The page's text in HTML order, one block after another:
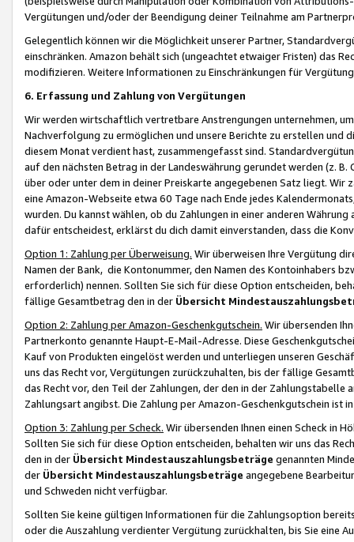
Vergütungen und/oder der Beendigung deiner Teilnahme am
Gelegentlich können wir die Möglichkeit unserer Partner,
einschränken. Amazon behält sich (ungeachtet etwaiger Fristen) das
modifizieren. Weitere Informationen zu Einschränkungen für
6. Erfassung und Zahlung von Vergütungen
Wir werden wirtschaftlich vertretbare Anstrengungen unternehmen,
Nachverfolgung zu ermöglichen und unsere Berichte zu erstellen und
diesem Monat verdient hast, zusammengefasst sind.
auf den nächsten Betrag in der Landeswährung gerundet werden (z.
über oder unter dem in deiner Preiskarte angegebenen Satz liegt.
eine Amazon-Webseite etwa 60 Tage nach Ende jedes
wurden. Du kannst wählen, ob du Zahlungen in einer anderen
dafür entscheidest, erklärst du dich damit einverstanden, dass die
Option 1: Zahlung per Überweisung. Wir überweisen Ihre Vergütung
Namen der Bank, die Kontonummer, den Namen des Kontoinhabers
erforderlich) nennen. Sollten Sie sich für diese Option entscheiden,
fällige Gesamtbetrag den in der Übersicht
Option 2: Zahlung per Amazon-Geschenkgutschein. Wir übersenden
Partnerkonto genannte Haupt-E-Mail-Adresse. Diese
Kauf von Produkten eingelöst werden und unterliegen unseren
uns das Recht vor, Vergütungen zurückzuhalten, bis der fällige
das Recht vor, den Teil der Zahlungen, der den in der
Zahlungsart angibst. Die Zahlung per Amazon-Geschenkgutschein ist
Option 3: Zahlung per Scheck. Wir übersenden Ihnen einen Scheck in
Sollten Sie sich für diese Option entscheiden, behalten wir uns das
den in der Übersicht Mindestauszahlungsbeträge genannten
der Übersicht Mindestauszahlungsbeträge angegebene
und Schweden nicht verfügbar.
Sollten Sie keine gültigen Informationen für die Zahlungsoption
oder die Auszahlung verdienter Vergütung zurückhalten, bis Sie